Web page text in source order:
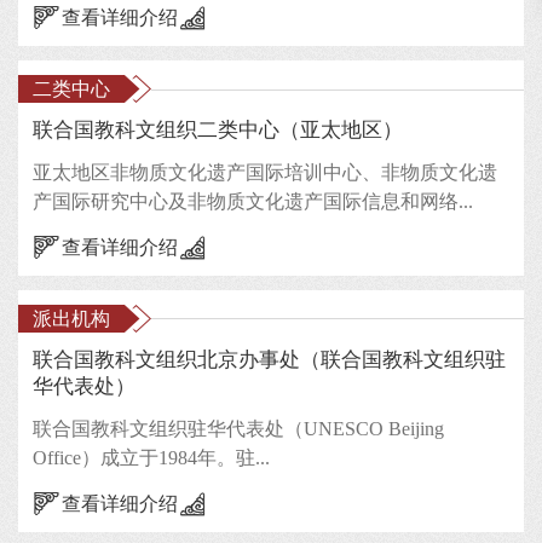
查看详细介绍
二类中心
联合国教科文组织二类中心（亚太地区）
亚太地区非物质文化遗产国际培训中心、非物质文化遗
产国际研究中心及非物质文化遗产国际信息和网络...
查看详细介绍
派出机构
联合国教科文组织北京办事处（联合国教科文组织驻
华代表处）
联合国教科文组织驻华代表处（UNESCO Beijing
Office）成立于1984年。驻...
查看详细介绍